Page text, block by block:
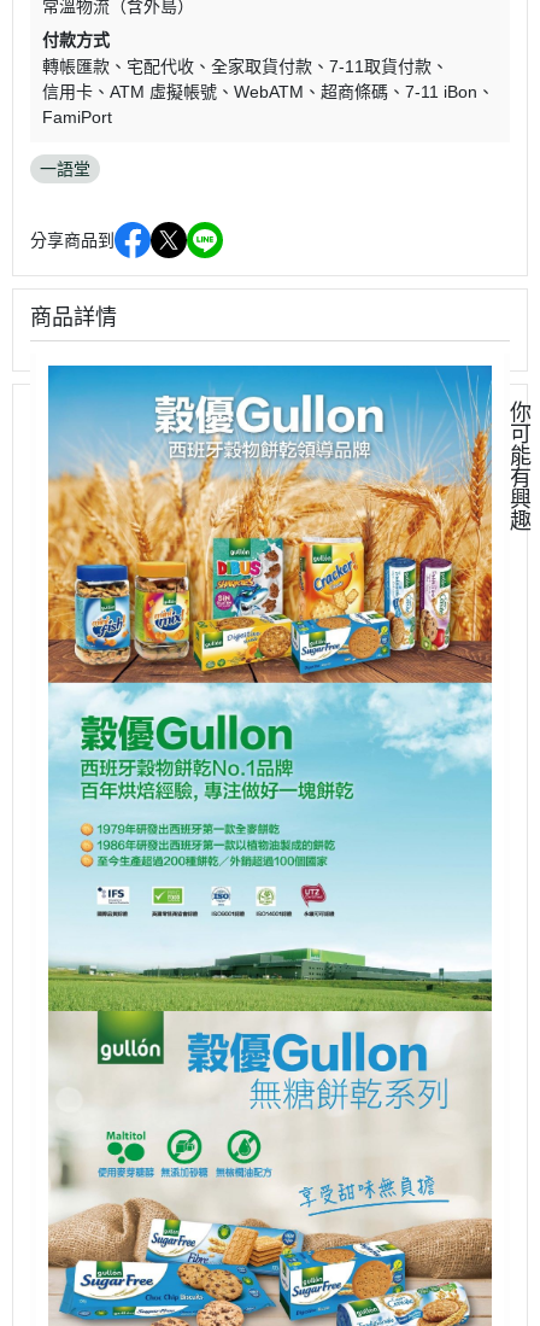
常溫物流（含外島）
付款方式
轉帳匯款
宅配代收 全家取貨付款
7-11取貨付款
信用卡
ATM 虛擬帳號 WebATM 超商條碼
7-11 iBon
FamiPort
一語堂
分享商品到
商品詳情
你
可
能
有
興
趣